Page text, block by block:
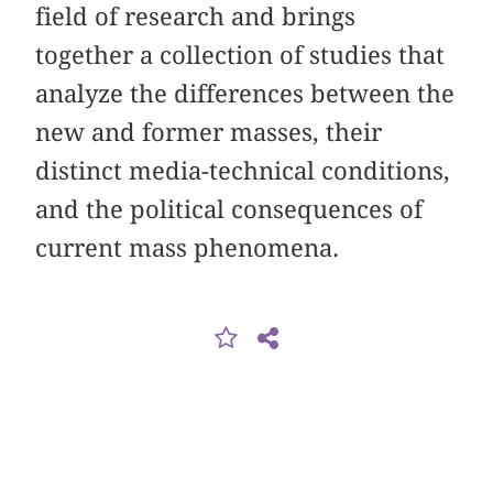
field of research and brings
together a collection of studies that
analyze the differences between the
new and former masses, their
distinct media-technical conditions,
and the political consequences of
current mass phenomena.